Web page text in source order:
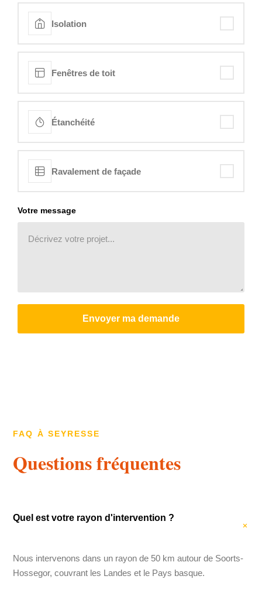
Isolation
Fenêtres de toit
Étanchéité
Ravalement de façade
Votre message
Envoyer ma demande
FAQ À SEYRESSE
Questions fréquentes
Quel est votre rayon d'intervention ?
Nous intervenons dans un rayon de 50 km autour de Soorts-
Hossegor, couvrant les Landes et le Pays basque.